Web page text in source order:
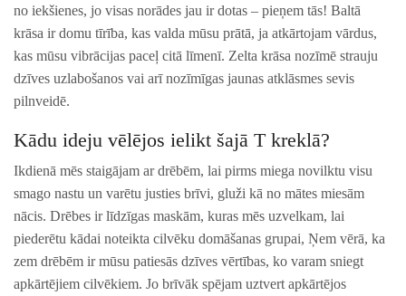
no iekšienes, jo visas norādes jau ir dotas – pieņem tās! Baltā
krāsa ir domu tīrība, kas valda mūsu prātā, ja atkārtojam vārdus,
kas mūsu vibrācijas paceļ citā līmenī. Zelta krāsa nozīmē strauju
dzīves uzlabošanos vai arī nozīmīgas jaunas atklāsmes sevis
pilnveidē.
Kādu ideju vēlējos ielikt šajā T kreklā?
Ikdienā mēs staigājam ar drēbēm, lai pirms miega novilktu visu
smago nastu un varētu justies brīvi, gluži kā no mātes miesām
nācis. Drēbes ir līdzīgas maskām, kuras mēs uzvelkam, lai
piederētu kādai noteikta cilvēku domāšanas grupai, Ņem vērā, ka
zem drēbēm ir mūsu patiesās dzīves vērtības, ko varam sniegt
apkārtējiem cilvēkiem. Jo brīvāk spējam uztvert apkārtējos